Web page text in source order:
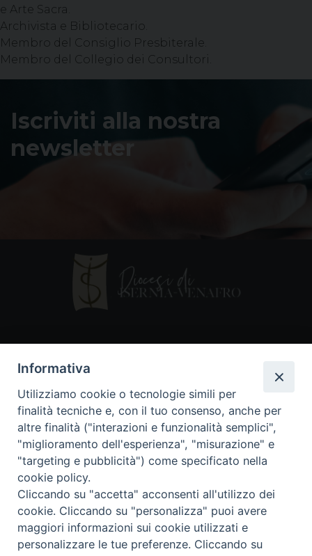
e Arte Sacra.
Archivista e Bibliotecario.
Membro del Consiglio Presbiterale.
Membro del Collegio dei Consultori.
Iscriviti alla nostra
newsletter
86170 Isernia
086550849
segreteria@diocesiiserniavenafro.it
I nostri social
Copyright © 2018 - Diocesi di Isernia-Venafro (C.F.
90008750946). Riproduzione solo con permesso.
Tutti i diritti sono riservati
Informativa
Utilizziamo cookie o tecnologie simili per
finalità tecniche e, con il tuo consenso, anche per
altre finalità ("interazioni e funzionalità semplici",
"miglioramento dell'esperienza", "misurazione" e
"targeting e pubblicità") come specificato nella
cookie policy.
Cliccando su "accetta" acconsenti all'utilizzo dei
cookie. Cliccando su "personalizza" puoi avere
maggiori informazioni sui cookie utilizzati e
personalizzare le tue preferenze. Cliccando su